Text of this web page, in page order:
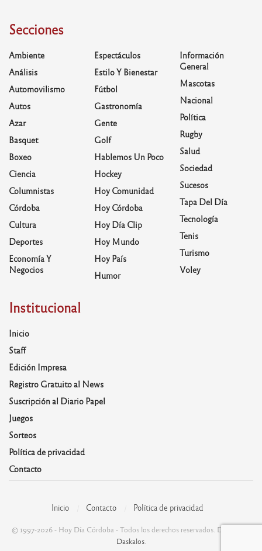
Secciones
Ambiente
Análisis
Automovilismo
Autos
Azar
Basquet
Boxeo
Ciencia
Columnistas
Córdoba
Cultura
Deportes
Economía Y
Negocios
Espectáculos
Estilo Y Bienestar
Fútbol
Gastronomía
Gente
Golf
Hablemos Un Poco
Hockey
Hoy Comunidad
Hoy Córdoba
Hoy Día Clip
Hoy Mundo
Hoy País
Humor
Información
General
Mascotas
Nacional
Política
Rugby
Salud
Sociedad
Sucesos
Tapa Del Día
Tecnología
Tenis
Turismo
Voley
Institucional
Inicio
Staff
Edición Impresa
Registro Gratuito al News
Suscripción al Diario Papel
Juegos
Sorteos
Política de privacidad
Contacto
Inicio Contacto Política de privacidad
© 1997-2026 - Hoy Día Córdoba - Todos los derechos reservados. Desarrolla:
Daskalos.